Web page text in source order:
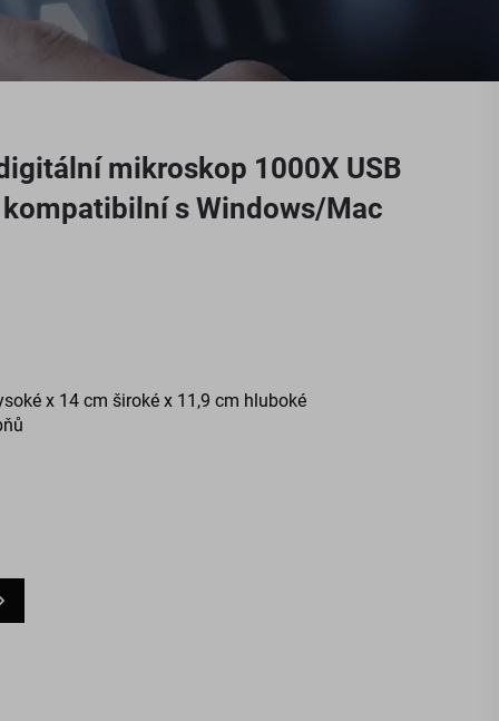
mikroskop 1000X USB
s Windows/Mac
x 14 cm široké x 11,9 cm hluboké